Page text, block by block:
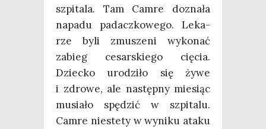
szpi­ta­la. Tam Cam­re dozna­ła
napa­du padacz­ko­we­go. Leka­
rze byli zmu­sze­ni wyko­nać
zabieg cesar­skie­go cię­cia.
Dziec­ko uro­dzi­ło się żywe
i zdro­we, ale następ­ny mie­siąc
musia­ło spę­dzić w szpi­ta­lu.
Cam­re nie­ste­ty w wyni­ku ata­ku